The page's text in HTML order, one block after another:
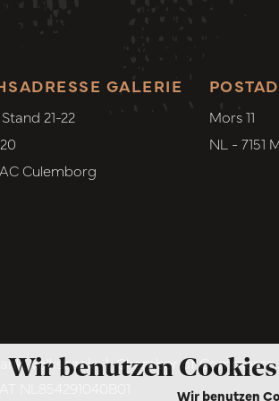
Mors 11
NL - 7151
GALERIE
21-22
Culemborg
Bank. Volksbank | Chamber of Commerce.
Wir benutzen
Wir benutzen